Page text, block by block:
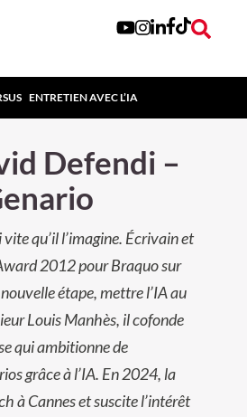
ENTRETIEN AVEC L’IA
Defendi –
qu’il l’imagine. Écrivain et
2012 pour Braquo sur
étape, mettre l’IA au
Louis Manhès, il cofonde
qui ambitionne de
grâce à l’IA. En 2024, la
à Cannes et suscite l’intérêt